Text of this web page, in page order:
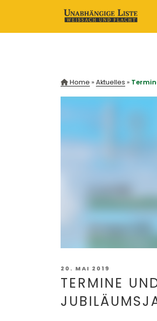
Stark.
Home » Aktuelles »
VERÖFFENTLICHT
20. MAI 2019
TERMINE